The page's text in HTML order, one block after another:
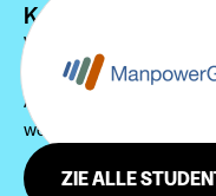
Kan je je
Wij raden je aan om je
regio's om een
Aarzel zeker niet om
website, zodat je geen
ZIE ALLE